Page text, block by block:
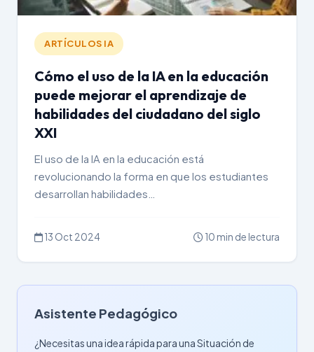
ARTÍCULOS IA
Cómo el uso de la IA en la educación
puede mejorar el aprendizaje de
habilidades del ciudadano del siglo
XXI
El uso de la IA en la educación está
revolucionando la forma en que los estudiantes
desarrollan habilidades…
13 Oct 2024 10 min de lectura
Asistente Pedagógico
¿Necesitas una idea rápida para una Situación de